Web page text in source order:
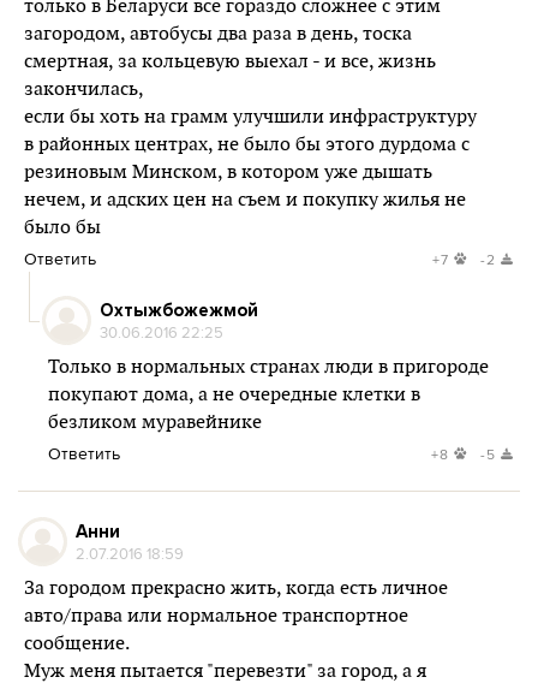
только в Беларуси все гораздо сложнее с этим
загородом, автобусы два раза в день, тоска
смертная, за кольцевую выехал - и все, жизнь
закончилась,
если бы хоть на грамм улучшили инфраструктуру
в районных центрах, не было бы этого дурдома с
резиновым Минском, в котором уже дышать
нечем, и адских цен на съем и покупку жилья не
было бы
Ответить +7 -2
Охтыжбожежмой
30.06.2016 22:25
Только в нормальных странах люди в пригороде
покупают дома, а не очередные клетки в
безликом муравейнике
Ответить +8 -5
Анни
2.07.2016 18:59
За городом прекрасно жить, когда есть личное
авто/права или нормальное транспортное
сообщение.
Муж меня пытается "перевезти" за город, а я